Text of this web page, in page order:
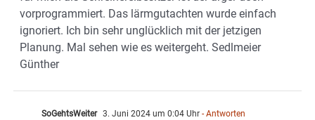
vorprogrammiert. Das lärmgutachten wurde einfach
ignoriert. Ich bin sehr unglücklich mit der jetzigen
Planung. Mal sehen wie es weitergeht. Sedlmeier
Günther
SoGehtsWeiter 3. Juni 2024 um 0:04 Uhr - Antworten